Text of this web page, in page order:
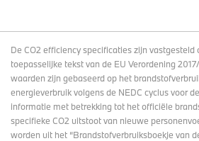
De CO2 efficiency specificaties zijn vastgesteld
toepasselijke tekst van de EU Verordening
waarden zijn gebaseerd op het
energieverbruik volgens de NEDC cyclus voor
informatie met betrekking tot het officiële
specifieke CO2 uitstoot van nieuwe
worden uit het “Brandstofverbruiksboekje van